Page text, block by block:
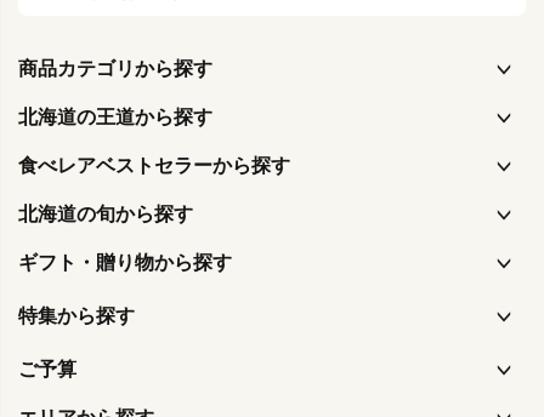
商品カテゴリから探す
北海道の王道から探す
食べレアベストセラーから探す
北海道の旬から探す
ギフト・贈り物から探す
特集から探す
ご予算